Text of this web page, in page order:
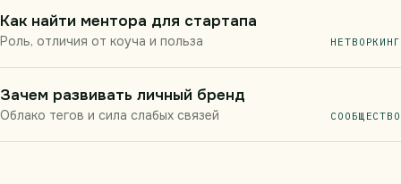
Как найти ментора для стартапа
Роль, отличия от коуча и польза НЕТВОРКИНГ
Зачем развивать личный бренд
Облако тегов и сила слабых связей СООБЩЕСТВО